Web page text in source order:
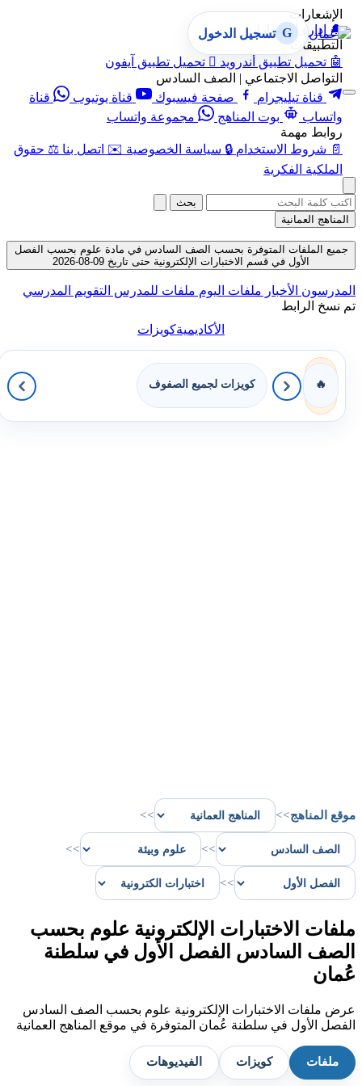
الإشعارات
🔔 إدارة الإشعارات
التطبيقات
🤖 تحميل تطبيق أندرويد  تحميل تطبيق آيفون
التواصل الاجتماعي | الصف السادس
قناة تيليجرام
صفحة فيسبوك قناة يوتيوب
قناة
واتساب
بوت المناهج
مجموعة واتساب
روابط مهمة
📄 شروط الاستخدام 🔒 سياسة الخصوصية ✉️ اتصل بنا ⚖️ حقوق
الملكية الفكرية
G تسجيل الدخول
بحث
المناهج العمانية
جميع الملفات المتوفرة بحسب الصف السادس في مادة علوم بحسب الفصل
الأول في قسم الاختبارات الإلكترونية حتى تاريخ 09-08-2026
المدرسون الأخبار ملفات اليوم ملفات للمدرس التقويم المدرسي
تم نسخ الرابط
الأكاديميةكويزات
🔥 كويزات لجميع الصفوف
موقع المناهج>>
>>
>>
>>
>>
ملفات الاختبارات الإلكترونية علوم بحسب
الصف السادس الفصل الأول في سلطنة
عُمان
عرض ملفات الاختبارات الإلكترونية علوم بحسب الصف السادس
الفصل الأول في سلطنة عُمان المتوفرة في موقع المناهج العمانية
ملفات كويزات الفيديوهات